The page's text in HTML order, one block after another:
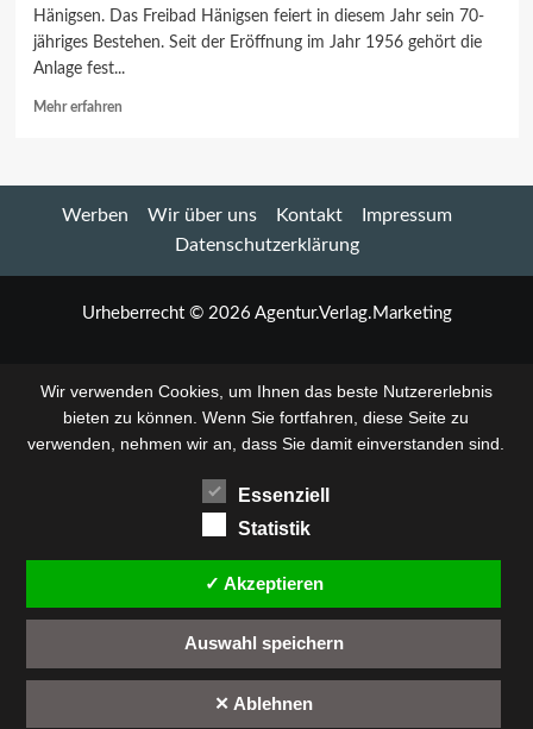
Hänigsen. Das Freibad Hänigsen feiert in diesem Jahr sein 70-
jähriges Bestehen. Seit der Eröffnung im Jahr 1956 gehört die
Anlage fest...
Mehr erfahrenMehr
Freibad
Hänigsen:
ihr
bis
heute
erhalten
Werben Wir über uns Kontakt
Impressum
Datenschutzerklärung
Urheberrecht © 2026 Agentur.Verlag.Marketing
Wir verwenden Cookies, um Ihnen das beste Nutzererlebnis
bieten zu können. Wenn Sie fortfahren, diese Seite zu
verwenden, nehmen wir an, dass Sie damit einverstanden sind.
Essenziell
Statistik
✓ Akzeptieren
Auswahl speichern
✕ Ablehnen